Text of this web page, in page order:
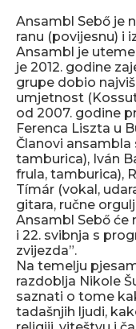
Ansambl Sebő je
ranu (povijesnu) i
Ansambl je
je 2012. godine
grupe dobio
umjetnost
od 2007. godine
Ferenca Liszta u
Članovi ansambla
tamburica), Iván
frula, tamburica),
Tímár (vokal,
gitara, ručne
Ansambl Sebő će
i 22. svibnja s
zvijezda”.
Na temelju
razdoblja Nikole
saznati o tome
tadašnjih ljudi,